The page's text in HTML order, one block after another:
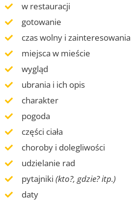
w restauracji
gotowanie
czas wolny i zainteresowania
miejsca w mieście
wygląd
ubrania i ich opis
charakter
pogoda
części ciała
choroby i dolegliwości
udzielanie rad
pytajniki (kto?, gdzie? itp.)
daty